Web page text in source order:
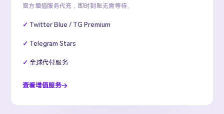
官方增值服务代充，即时到账无需等待。
Twitter Blue / TG Premium
Telegram Stars
全球代付服务
查看增值服务